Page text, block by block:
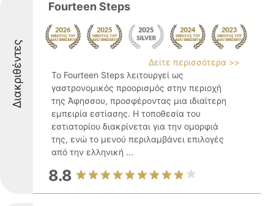
Διακριθέντες
Fourteen Steps
Δείτε περισσότερα >>
Το Fourteen Steps λειτουργεί ως
γαστρονομικός προορισμός στην περιοχή
της Άφησσου, προσφέροντας μια ιδιαίτερη
εμπειρία εστίασης. Η τοποθεσία του
εστιατορίου διακρίνεται για την ομορφιά
της, ενώ το μενού περιλαμβάνει επιλογές
από την ελληνική ...
8.8